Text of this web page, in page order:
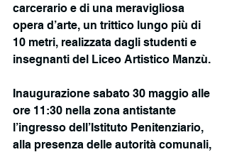
carcerario e di una meravigliosa
opera d’arte, un trittico lungo più di
10 metri, realizzata dagli studenti e
insegnanti del Liceo Artistico Manzù.
Inaugurazione sabato 30 maggio alle
ore 11:30 nella zona antistante
l’ingresso dell’Istituto Penitenziario,
alla presenza delle autorità comunali,